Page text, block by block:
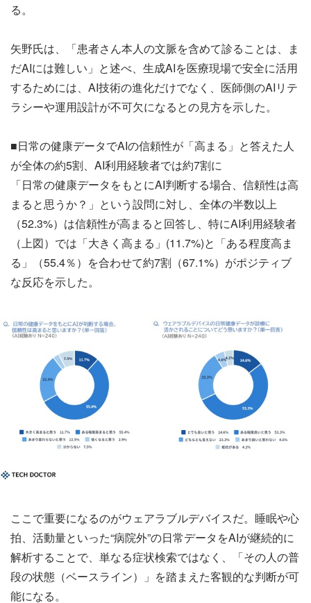
る。
矢野氏は、「患者さん本人の文脈を含めて診ることは、ま
だAIには難しい」と述べ、生成AIを医療現場で安全に活用
するためには、AI技術の進化だけでなく、医師側のAIリテ
ラシーや運用設計が不可欠になるとの見方を示した。
■日常の健康データでAIの信頼性が「高まる」と答えた人
が全体の約5割、AI利用経験者では約7割に
「日常の健康データをもとにAI判断する場合、信頼性は高
まると思うか？」という設問に対し、全体の半数以上
（52.3%）は信頼性が高まると回答し、特にAI利用経験者
（上図）では「大きく高まる」(11.7%)と「ある程度高ま
る」（55.4％）を合わせて約7割（67.1%）がポジティブ
な反応を示した。
ここで重要になるのがウェアラブルデバイスだ。睡眠や心
拍、活動量といった“病院外”の日常データをAIが継続的に
解析することで、単なる症状検索ではなく、「その人の普
段の状態（ベースライン）」を踏まえた客観的な判断が可
能になる。